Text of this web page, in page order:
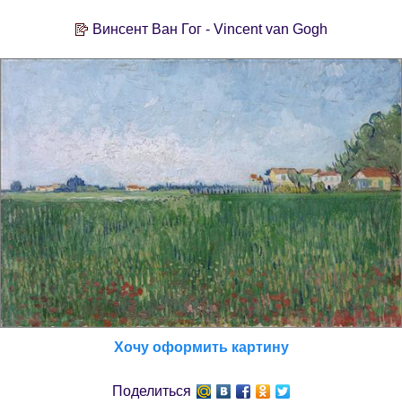
Винсент Ван Гог - Vincent van Gogh
Хочу оформить картину
Поделиться